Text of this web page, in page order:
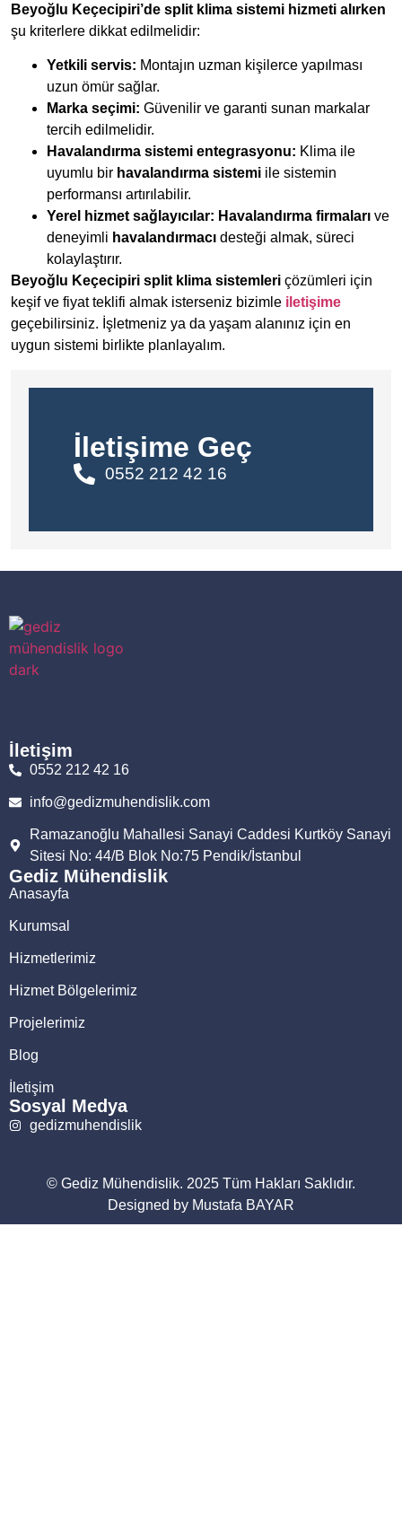
İletişime Geç
0552 212 42 16
Beyoğlu Keçecipiri’de split klima sistemi hizmeti alırken
şu kriterlere dikkat edilmelidir:
Yetkili servis: Montajın uzman kişilerce yapılması
uzun ömür sağlar.
Marka seçimi: Güvenilir ve garanti sunan markalar
tercih edilmelidir.
Havalandırma sistemi entegrasyonu: Klima ile
uyumlu bir havalandırma sistemi ile sistemin
performansı artırılabilir.
Yerel hizmet sağlayıcılar: Havalandırma firmaları ve
deneyimli havalandırmacı desteği almak, süreci
kolaylaştırır.
Beyoğlu Keçecipiri split klima sistemleri çözümleri için
keşif ve fiyat teklifi almak isterseniz bizimle iletişime
geçebilirsiniz. İşletmeniz ya da yaşam alanınız için en
uygun sistemi birlikte planlayalım.
İletişim
0552 212 42 16
info@gedizmuhendislik.com
Ramazanoğlu Mahallesi Sanayi Caddesi Kurtköy Sanayi
Sitesi No: 44/B Blok No:75 Pendik/İstanbul
Gediz Mühendislik
Anasayfa
Kurumsal
Hizmetlerimiz
Hizmet Bölgelerimiz
Projelerimiz
Blog
İletişim
Sosyal Medya
gedizmuhendislik
© Gediz Mühendislik. 2025 Tüm Hakları Saklıdır.
Designed by Mustafa BAYAR